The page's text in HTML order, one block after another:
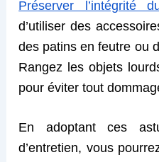
Préserver l’intégrité
d’utiliser des
des patins en feutre ou
Rangez les objets
pour éviter tout
En adoptant ces
d’entretien, vous